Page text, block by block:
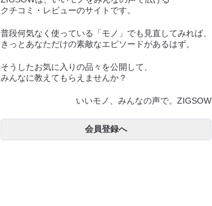
クチコミ・レビューのサイトです。
普段何気なく使っている「モノ」でも見直してみれば、
きっとあなただけの素敵なエピソードがあるはず。
そうしたお気に入りの品々を公開して、
みんなに教えてもらえませんか？
いいモノ、みんなの声で。ZIGSOW
会員登録へ